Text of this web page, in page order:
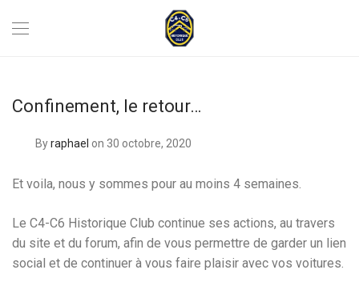
Confinement, le retour…
Byraphael on 30 octobre, 2020
Et voila, nous y sommes pour au moins 4 semaines.
Le C4-C6 Historique Club continue ses actions, au travers
du site et du forum, afin de vous permettre de garder un lien
social et de continuer à vous faire plaisir avec vos voitures.